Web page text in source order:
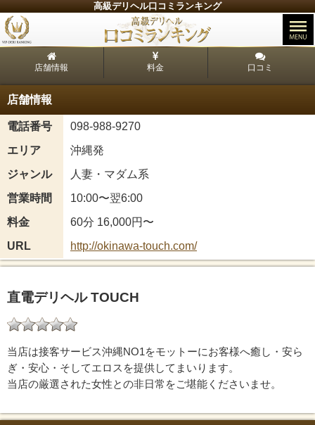
高級デリヘル口コミランキング
店舗情報 料金 口コミ
店舗情報
電話番号
098-988-9270
エリア
沖縄発
ジャンル
人妻・マダム系
営業時間
10:00〜翌6:00
料金
60分 16,000円〜
URL
http://okinawa-touch.com/
直電デリヘル TOUCH
当店は接客サービス沖縄NO1をモットーにお客様へ癒し・安ら
ぎ・安心・そしてエロスを提供してまいります。
当店の厳選された女性との非日常をご堪能くださいませ。